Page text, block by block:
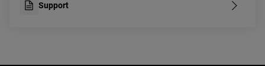
Support